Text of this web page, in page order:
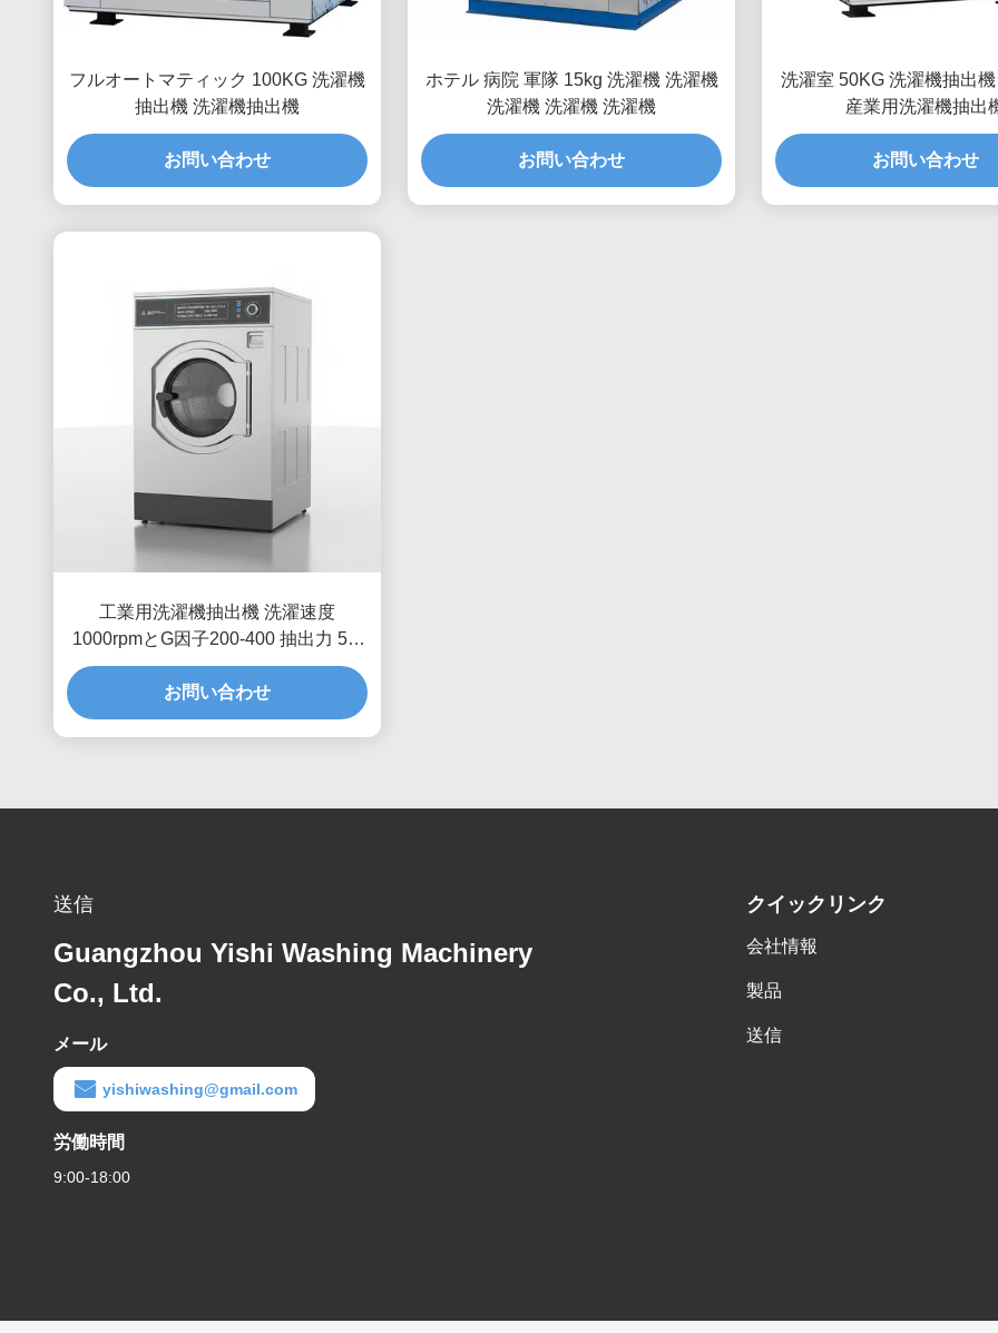
フルオートマティック 100KG 洗濯機
抽出機 洗濯機抽出機
お問い合わせ
ホテル 病院 軍隊 15kg 洗濯機 洗濯機
洗濯機 洗濯機 洗濯機
お問い合わせ
洗濯室 50KG 洗濯機抽出
産業用洗濯機抽出
お問い合わせ
工業用洗濯機抽出機 洗濯速度
1000rpmとG因子200-400 抽出力 50-
150リットル/サイクル
お問い合わせ
送信
Guangzhou Yishi Washing Machinery
Co., Ltd.
メール
yishiwashing@gmail.com
労働時間
9:00-18:00
クイックリンク
会社情報
製品
送信